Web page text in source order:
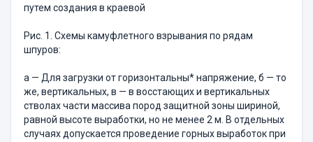
путем создания в краевой
Рис. 1. Схемы камуфлетного взрывания по рядам
шпуров:
а — Для загрузки от горизонтальны* напряжение, б — то
же, вертикальных, в — в восстающих и вертикальных
стволах части массива пород защитной зоны шириной,
равной высоте выработки, но не менее 2 м. В отдельных
случаях допускается проведение горных выработок при